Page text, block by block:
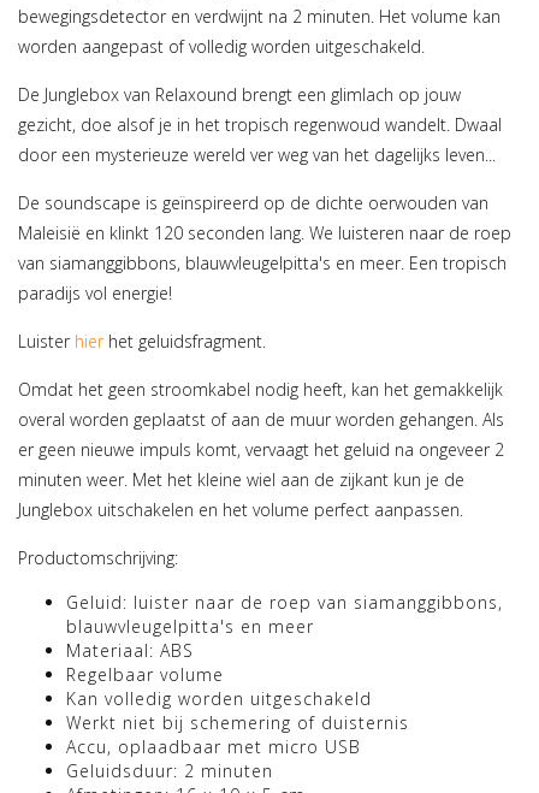
bewegingsdetector en verdwijnt na 2 minuten. Het volume kan
worden aangepast of volledig worden uitgeschakeld.
De Junglebox van Relaxound brengt een glimlach op jouw
gezicht, doe alsof je in het tropisch regenwoud wandelt. Dwaal
door een mysterieuze wereld ver weg van het dagelijks leven...
De soundscape is geïnspireerd op de dichte oerwouden van
Maleisië en klinkt 120 seconden lang. We luisteren naar de roep
van siamanggibbons, blauwvleugelpitta's en meer. Een tropisch
paradijs vol energie!
Luister hier het geluidsfragment.
Omdat het geen stroomkabel nodig heeft, kan het gemakkelijk
overal worden geplaatst of aan de muur worden gehangen. Als
er geen nieuwe impuls komt, vervaagt het geluid na ongeveer 2
minuten weer. Met het kleine wiel aan de zijkant kun je de
Junglebox uitschakelen en het volume perfect aanpassen.
Productomschrijving:
Geluid: luister naar de roep van siamanggibbons,
blauwvleugelpitta's en meer
Materiaal: ABS
Regelbaar volume
Kan volledig worden uitgeschakeld
Werkt niet bij schemering of duisternis
Accu, oplaadbaar met micro USB
Geluidsduur: 2 minuten